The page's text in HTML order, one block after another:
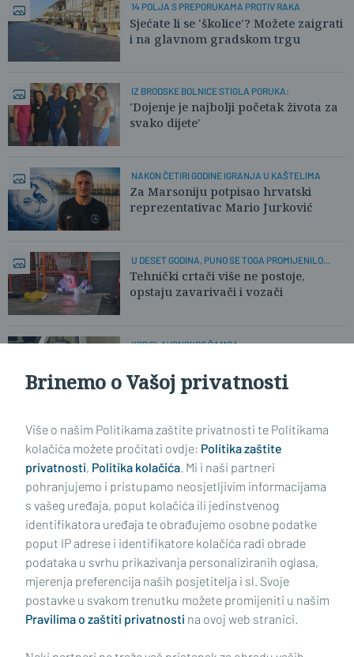
14 POLJA S PREPORUKAMA PROTIV RAKA
Sjećate li se 'školice'? Možete zaigrati
i na glavnom gradskom trgu
IZ BRODSKE BOLNICE STIGLA PORUKA:
'Dojenje je najbolji početak života za
svako dijete'
NAKON ČETIRI GODINE IGRANJA U KAŠTELIMA
Za Marsoniju potpisao hrvatski
reprezentativac Mario Jurković
U DESET GODINA, PUNO SE TOGA PROMIJENILO...
Tehnički crtači više ne postoje,
opstaju zavarivači i vozači
KOD SLAVONSKOG ŠAMCA
zatvor
VAŽNA OBAVIJEST ZA ŽITELJE OPĆINE KLAKAR
Mobilna ambulanta uskoro počinje s
radom
Impressum Uvjeti korištenja Politika privatnosti
Politika kolačića Kontakt Pritužbe Suradnici
Brinemo o Vašoj privatnosti
Više o našim Politikama zaštite privatnosti te Politikama
kolačića možete pročitati ovdje: Politika zaštite
privatnosti, Politika kolačića. Mi i naši partneri
pohranjujemo i pristupamo neosjetljivim informacijama
s vašeg uređaja, poput kolačića ili jedinstvenog
identifikatora uređaja te obrađujemo osobne podatke
poput IP adrese i identifikatore kolačića radi obrade
podataka u svrhu prikazivanja personaliziranih oglasa,
mjerenja preferencija naših posjetitelja i sl. Svoje
postavke u svakom trenutku možete promijeniti u našim
Pravilima o zaštiti privatnosti na ovoj web stranici.